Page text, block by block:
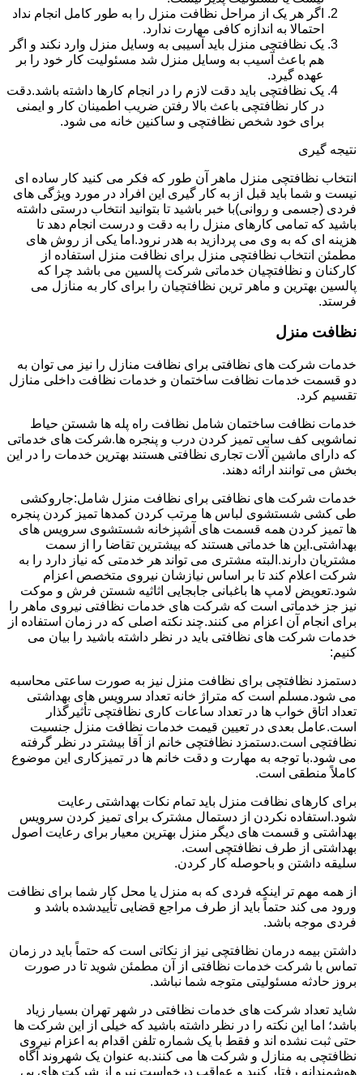
اگر هر یک از مراحل نظافت منزل را به طور کامل انجام نداد
احتمالا به اندازه کافی مهارت ندارد.
یک نظافتچی منزل باید آسیبی به وسایل منزل وارد نکند و اگر
هم باعث آسیب به وسایل منزل شد مسئولیت کار خود را بر
عهده گیرد.
یک نظافتچی باید دقت لازم را در انجام کارها داشته باشد.دقت
در کار نظافتچی باعث بالا رفتن ضریب اطمینان کار و ایمنی
برای خود شخص نظافتچی و ساکنین خانه می شود.
نتیجه گیری
انتخاب نظافتچی منزل ماهر آن طور که فکر می کنید کار ساده ای
نیست و شما باید قبل از به کار گیری این افراد در مورد ویژگی های
فردی (جسمی و روانی)با خبر باشید تا بتوانید انتخاب درستی داشته
باشید که تمامی کارهای منزل را به دقت و درست انجام دهد تا
هزینه ای که به وی می پردازید به هدر نرود.اما یکی از روش های
مطمئن انتخاب نظافتچی منزل برای نظافت منزل استفاده از
کارکنان و نظافتچیان خدماتی شرکت پالسین می باشد چرا که
پالسین بهترین و ماهر ترین نظافتچیان را برای کار به منازل می
فرستد.
نظافت منزل
خدمات شرکت های نظافتی برای نظافت منازل را نیز می توان به
دو قسمت خدمات نظافت ساختمان و خدمات نظافت داخلی منازل
تقسیم کرد.
خدمات نظافت ساختمان شامل نظافت راه پله ها شستن حیاط
نماشویی کف سابی تمیز کردن درب و پنجره ها.شرکت های خدماتی
که دارای ماشین آلات تجاری نظافتی هستند بهترین خدمات را در این
بخش می توانند ارائه دهند.
خدمات شرکت های نظافتی برای نظافت منزل شامل:جاروکشی
طی کشی شستشوی لباس ها مرتب کردن کمدها تمیز کردن پنجره
ها تمیز کردن همه قسمت های آشپزخانه شستشوی سرویس های
بهداشتی.این ها خدماتی هستند که بیشترین تقاضا را از سمت
مشتریان دارند.البته مشتری می تواند هر خدمتی که نیاز دارد را به
شرکت اعلام کند تا بر اساس نیازشان نیروی متخصص اعزام
شود.تعویض لامپ ها باغبانی جابجایی اثاثیه شستن فرش و موکت
نیز جز خدماتی است که شرکت های خدمات نظافتی نیروی ماهر را
برای انجام آن اعزام می کنند.چند نکته اصلی که در زمان استفاده از
خدمات شرکت های نظافتی باید در نظر داشته باشید را بیان می
کنیم:
دستمزد نظافتچی برای نظافت منزل نیز به صورت ساعتی محاسبه
می شود.مسلم است که متراژ خانه تعداد سرویس های بهداشتی
تعداد اتاق خواب ها در تعداد ساعات کاری نظافتچی تأثیرگذار
است.عامل بعدی در تعیین قیمت خدمات نظافت منزل جنسیت
نظافتچی است.دستمزد نظافتچی خانم از آقا بیشتر در نظر گرفته
می شود.با توجه به مهارت و دقت خانم ها در تمیزکاری این موضوع
کاملاً منطقی است.
برای کارهای نظافت منزل باید تمام نکات بهداشتی رعایت
شود.استفاده نکردن از دستمال مشترک برای تمیز کردن سرویس
بهداشتی و قسمت های دیگر منزل بهترین معیار برای رعایت اصول
بهداشتی از طرف نظافتچی است.
سلیقه داشتن و باحوصله کار کردن.
از همه مهم تر اینکه فردی که به منزل یا محل کار شما برای نظافت
ورود می کند حتماً باید از طرف مراجع قضایی تأییدشده باشد و
فردی موجه باشد.
داشتن بیمه درمان نظافتچی نیز از نکاتی است که حتماً باید در زمان
تماس با شرکت خدمات نظافتی از آن مطمئن شوید تا در صورت
بروز حادثه مسئولیتی متوجه شما نباشد.
شاید تعداد شرکت های خدمات نظافتی در شهر تهران بسیار زیاد
باشد؛ اما این نکته را در نظر داشته باشید که خیلی از این شرکت ها
حتی ثبت نشده اند و فقط با یک شماره تلفن اقدام به اعزام نیروی
نظافتچی به منازل و شرکت ها می کنند.به عنوان یک شهروند آگاه
هوشمندانه رفتار کنید و عواقب درخواست نیرو از شرکت های بی